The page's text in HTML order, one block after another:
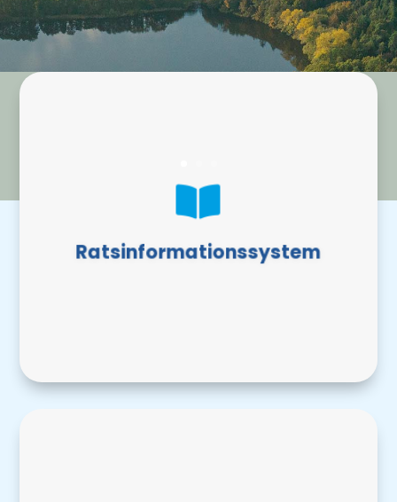

Ratsinformationssystem
• Aktuelle Sitzungen
• Mandatsträgerportal